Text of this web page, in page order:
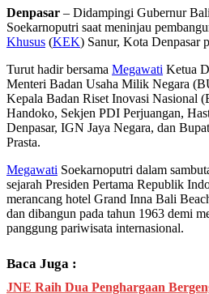
Denpasar – Didampingi Gubernur
Soekarnoputri saat meninjau
Khusus (KEK) Sanur, Kota Denpasar
Turut hadir bersama Megawati Ketua
Menteri Badan Usaha Milik Negara
Kepala Badan Riset Inovasi Nasional
Handoko, Sekjen PDI Perjuangan,
Denpasar, IGN Jaya Negara, dan
Prasta.
Megawati Soekarnoputri dalam
sejarah Presiden Pertama Republik
merancang hotel Grand Inna Bali
dan dibangun pada tahun 1963 demi
panggung pariwisata internasional.
Baca Juga :
JNE Raih Dua Penghargaan